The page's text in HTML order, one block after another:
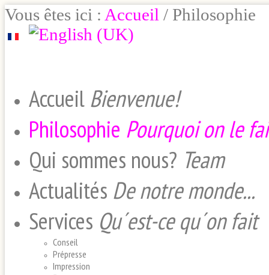
Vous êtes ici : Accueil / Philosophie
AccueilBienvenue!
Philosophie Pourquoi on le
Qui sommes nous? Team
Actualités De notre monde...
Services Qu´est-ce qu´on fait
Conseil
Prépresse
Impression